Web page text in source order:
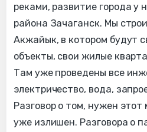
реками, развитие города у
района Зачаганск. Мы
Акжайык, в котором будут
объекты, свои жилые
Там уже проведены все
электричество, вода,
Разговор о том, нужен этот
уже излишен. Разговора о